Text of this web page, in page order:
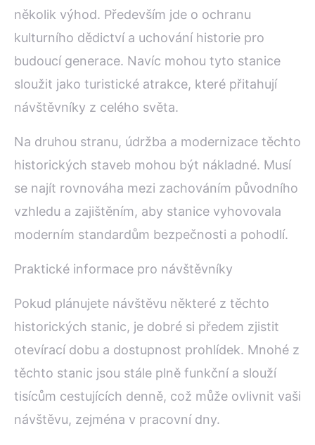
několik výhod. Především jde o ochranu
kulturního dědictví a uchování historie pro
budoucí generace. Navíc mohou tyto stanice
sloužit jako turistické atrakce, které přitahují
návštěvníky z celého světa.
Na druhou stranu, údržba a modernizace těchto
historických staveb mohou být nákladné. Musí
se najít rovnováha mezi zachováním původního
vzhledu a zajištěním, aby stanice vyhovovala
moderním standardům bezpečnosti a pohodlí.
Praktické informace pro návštěvníky
Pokud plánujete návštěvu některé z těchto
historických stanic, je dobré si předem zjistit
otevírací dobu a dostupnost prohlídek. Mnohé z
těchto stanic jsou stále plně funkční a slouží
tisícům cestujících denně, což může ovlivnit vaši
návštěvu, zejména v pracovní dny.